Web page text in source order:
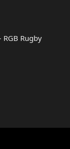
Rugby